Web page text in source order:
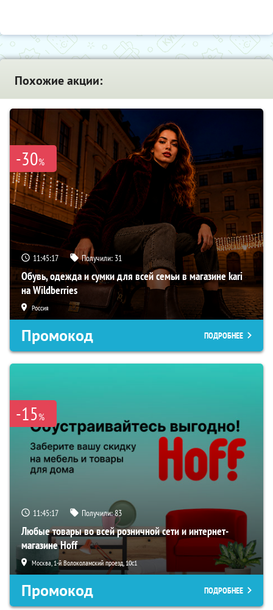
Похожие акции:
-30%
11:45:16 Получили: 31
Обувь, одежда и сумки для всей семьи в магазине kari
на Wildberries
Россия
Промокод ПОДРОБНЕЕ
-15%
11:45:16 Получили:83
Любые товары во всей розничной сети и интернет-
магазине Hoff
Москва, 1-й Волоколамский проезд, 10с1
Промокод ПОДРОБНЕЕ